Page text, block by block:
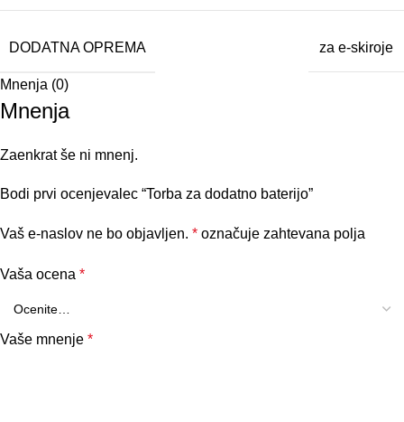
DODATNA OPREMA za e-skiroje
Mnenja (0)
Mnenja
Zaenkrat še ni mnenj.
Bodi prvi ocenjevalec “Torba za dodatno baterijo”
Vaš e-naslov ne bo objavljen. * označuje zahtevana polja
Vaša ocena *
Vaše mnenje *